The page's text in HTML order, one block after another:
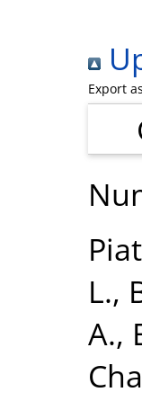
Export as
L.,
A.,